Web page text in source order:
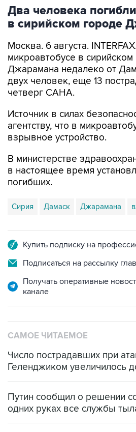
Два человека
в сирийском городе
Москва. 6 августа.
микроавтобусе в сирийском
Джарамана недалеко от
двух человек, еще 13
четверг САНА.
Источник в силах
агентству, что в
взрывное устройство.
В министерстве
в настоящее время
погибших.
Сирия Дамаск Джарамана
Купить подписку на
Подписаться на рассылку
Получать оперативные
канале
САМОЕ ЧИТАЕМОЕ
Число пострадавших при
Геленджиком увеличилось
Путин сообщил о решении
одних руках все службы